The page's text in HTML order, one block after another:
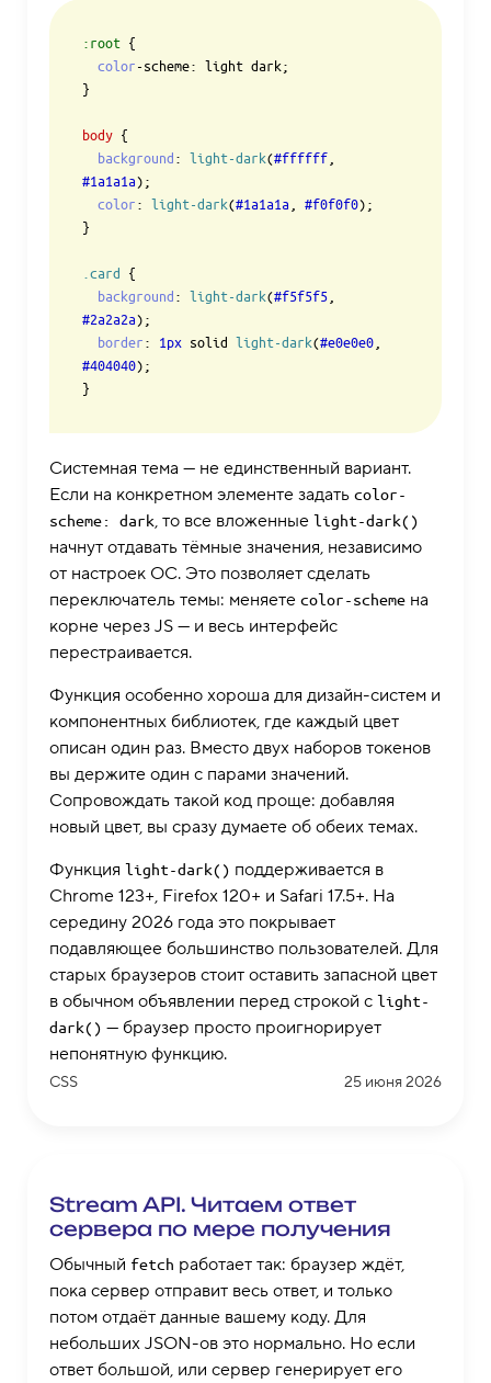
:root {
color -scheme: light dark;
}
body {
background : light-dark(#ffffff
#1a1a1a);
color : light-dark(#1a1a1a #f0f0f0);
}
.card {
background : light-dark(#f5f5f5
#2a2a2a);
border : 1px solid light-dark(#e0e0e0
#404040);
Системная тема — не единственный вариант.
Если на конкретном элементе задать color-
scheme: dark, то все вложенные light-dark()
начнут отдавать тёмные значения, независимо
от настроек ОС. Это позволяет сделать
переключатель темы: меняете color-scheme на
корне через JS — и весь интерфейс
перестраивается.
Функция особенно хороша для дизайн-систем и
компонентных библиотек, где каждый цвет
описан один раз. Вместо двух наборов токенов
вы держите один с парами значений.
Сопровождать такой код проще: добавляя
новый цвет, вы сразу думаете об обеих темах.
Функция light-dark() поддерживается в
Chrome 123+, Firefox 120+ и Safari 17.5+. На
середину 2026 года это покрывает
подавляющее большинство пользователей. Для
старых браузеров стоит оставить запасной цвет
в обычном объявлении перед строкой с light-
dark() — браузер просто проигнорирует
непонятную функцию.
CSS 25 июня 2026
Stream API. Читаем ответ
сервера по мере получения
Обычный fetch работает так: браузер ждёт,
пока сервер отправит весь ответ, и только
потом отдаёт данные вашему коду. Для
небольших JSON-ов это нормально. Но если
ответ большой, или сервер генерирует его